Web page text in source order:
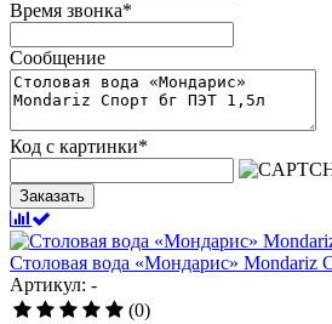
Время звонка*
Сообщение
Код с картинки*
Заказать
Столовая вода «Мондарис» Mondariz
Артикул: -
(0)